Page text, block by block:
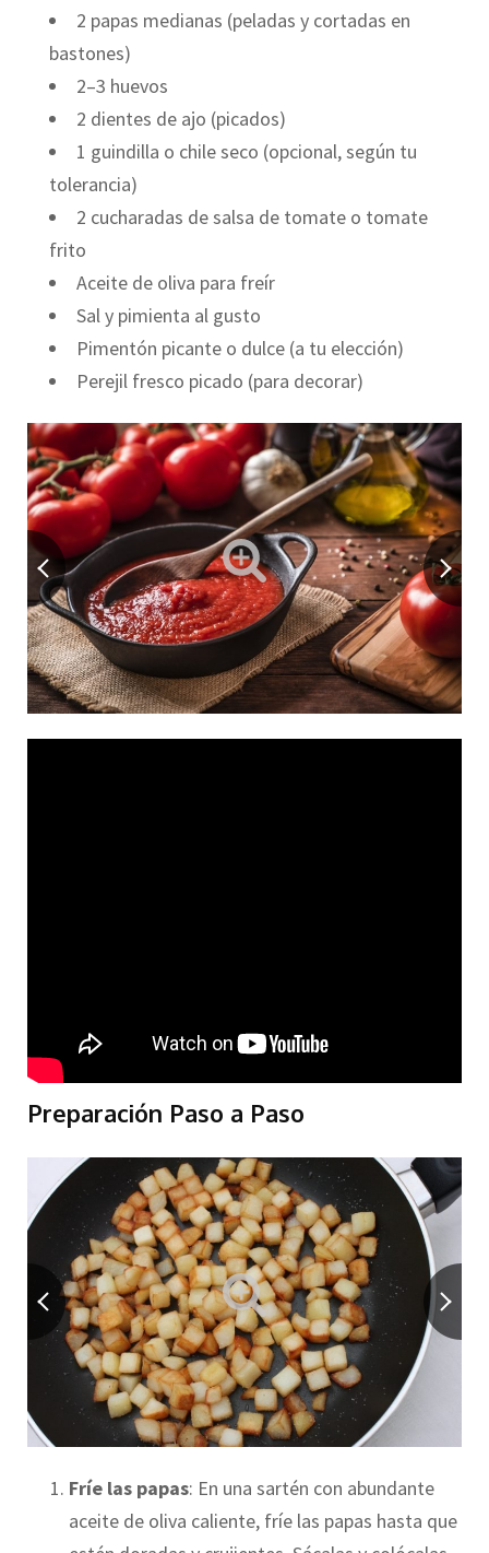
2 papas medianas (peladas y cortadas en
bastones)
2–3 huevos
2 dientes de ajo (picados)
1 guindilla o chile seco (opcional, según tu
tolerancia)
2 cucharadas de salsa de tomate o tomate
frito
Aceite de oliva para freír
Sal y pimienta al gusto
Pimentón picante o dulce (a tu elección)
Perejil fresco picado (para decorar)
Preparación Paso a Paso
Fríe las papas: En una sartén con abundante
aceite de oliva caliente, fríe las papas hasta que